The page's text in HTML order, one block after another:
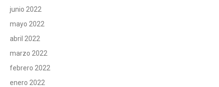
junio 2022
mayo 2022
abril 2022
marzo 2022
febrero 2022
enero 2022